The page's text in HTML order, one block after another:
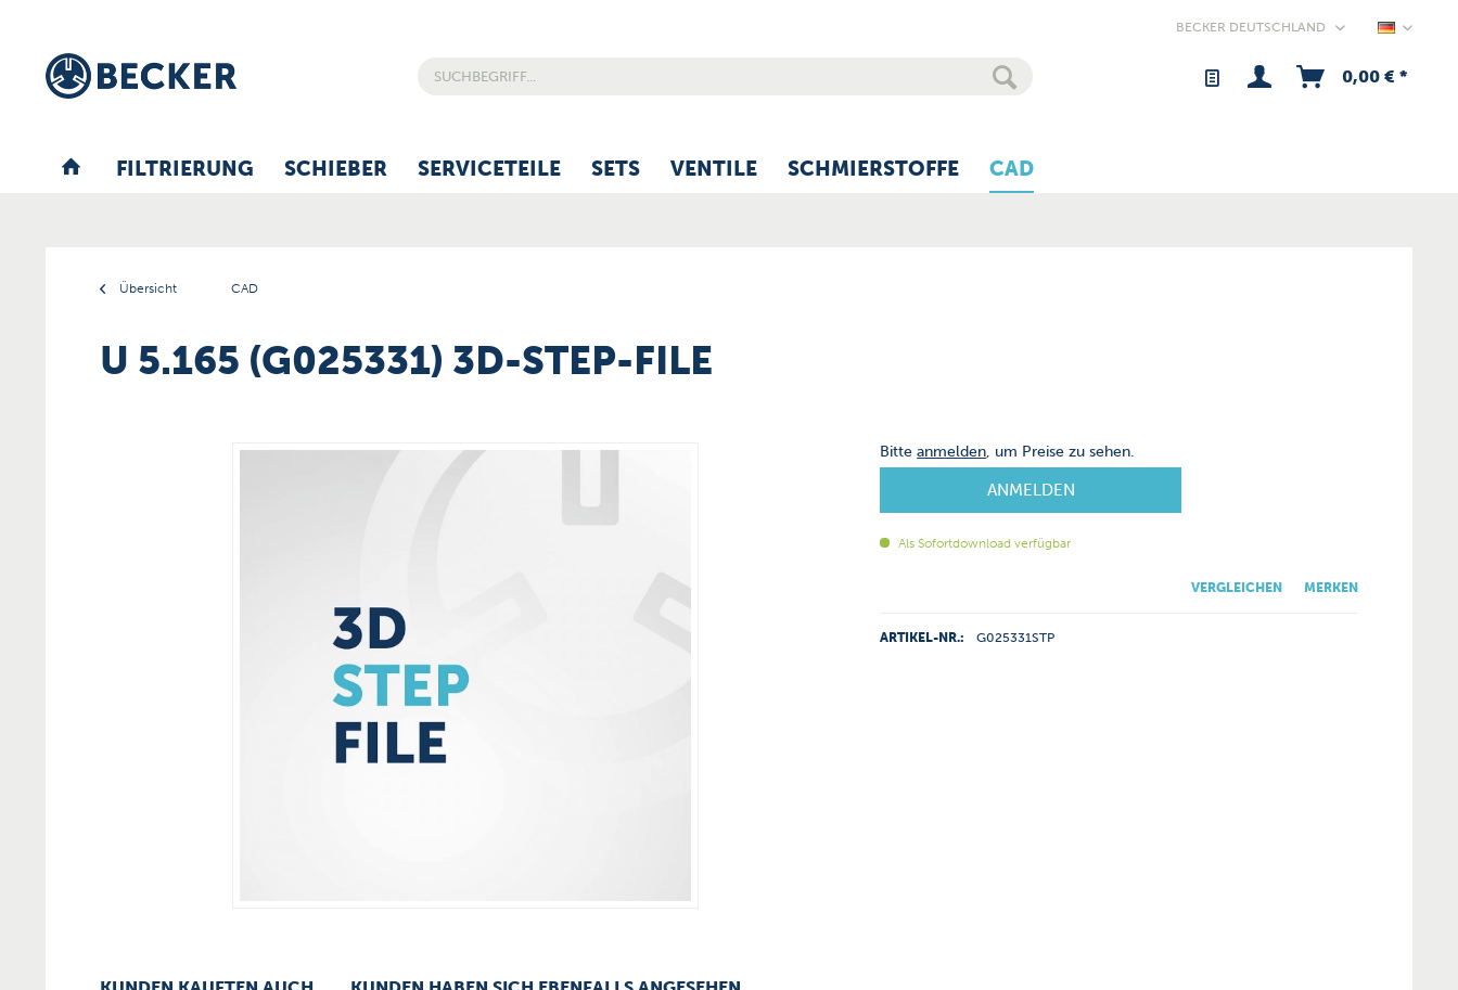
0,00 € *
FILTRIERUNG SCHIEBER SERVICETEILE SETS VENTILE SCHMIERSTOFFE CAD
Übersicht CAD
U 5.165 (G025331) 3D-STEP-FILE
Bitteanmelden, um Preise zu sehen.
ANMELDEN
Als Sofortdownload verfügbar
VERGLEICHEN MERKEN
ARTIKEL-NR.: G025331STP